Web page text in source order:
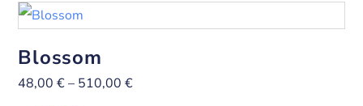
Blossom
48,00€– 510,00€